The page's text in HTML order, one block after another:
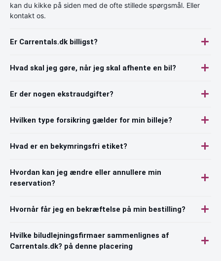
kan du kikke på siden med de ofte stillede spørgsmål. Eller
kontakt os.
Er Carrentals.dk billigst?
Hvad skal jeg gøre, når jeg skal afhente en bil?
Er der nogen ekstraudgifter?
Hvilken type forsikring gælder for min billeje?
Hvad er en bekymringsfri etiket?
Hvordan kan jeg ændre eller annullere min
reservation?
Hvornår får jeg en bekræftelse på min bestilling?
Hvilke biludlejningsfirmaer sammenlignes af
Carrentals.dk? på denne placering